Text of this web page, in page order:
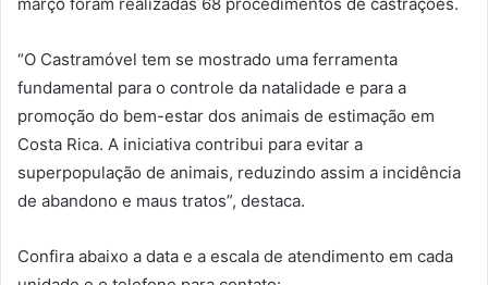
“O Castramóvel tem se mostrado uma ferramenta
fundamental para o controle da natalidade e para a
promoção do bem-estar dos animais de estimação em
Costa Rica. A iniciativa contribui para evitar a
superpopulação de animais, reduzindo assim a incidência
de abandono e maus tratos”, destaca.
Confira abaixo a data e a escala de atendimento em cada